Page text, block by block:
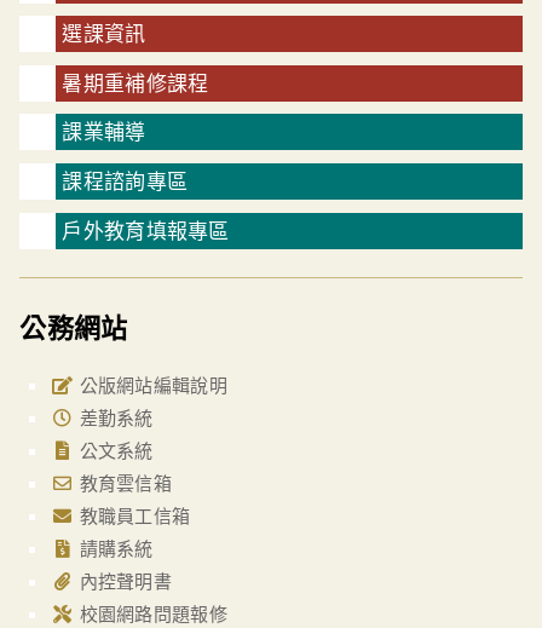
選課資訊
暑期重補修課程
課業輔導
課程諮詢專區
戶外教育填報專區
公務網站
公版網站編輯說明
差勤系統
公文系統
教育雲信箱
教職員工信箱
請購系統
內控聲明書
校園網路問題報修